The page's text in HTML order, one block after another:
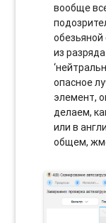
вообще
из
опасное
элемент,
делаем,
или в
общем,